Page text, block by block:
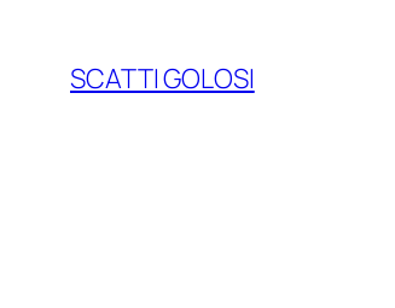
contenuto
SCATTI GOLOSI